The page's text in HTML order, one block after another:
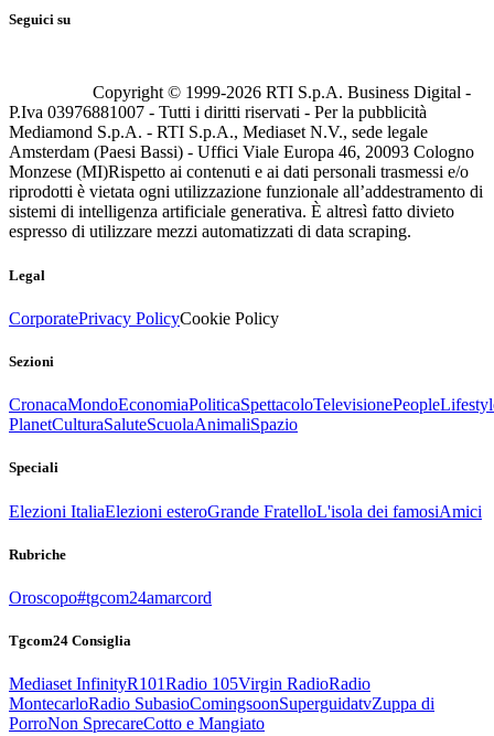
Seguici su
Copyright © 1999-2026 RTI S.p.A. Business Digital -
P.Iva 03976881007 - Tutti i diritti riservati - Per la pubblicità
Mediamond S.p.A. - RTI S.p.A., Mediaset N.V., sede legale
Amsterdam (Paesi Bassi) - Uffici Viale Europa 46, 20093 Cologno
Monzese (MI)Rispetto ai contenuti e ai dati personali trasmessi e/o
riprodotti è vietata ogni utilizzazione funzionale all’addestramento di
sistemi di intelligenza artificiale generativa. È altresì fatto divieto
espresso di utilizzare mezzi automatizzati di data scraping.
Legal
CorporatePrivacy PolicyCookie Policy
Sezioni
CronacaMondoEconomiaPoliticaSpettacoloTelevisionePeople
PlanetCulturaSaluteScuolaAnimaliSpazio
Speciali
Elezioni ItaliaElezioni esteroGrande FratelloL'isola dei famosiAmici
Rubriche
Oroscopo#tgcom24amarcord
Tgcom24 Consiglia
Mediaset InfinityR101Radio 105Virgin RadioRadio
MontecarloRadio SubasioComingsoonSuperguidatvZuppa di
PorroNon SprecareCotto e Mangiato